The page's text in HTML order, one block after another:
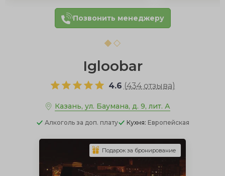
Позвонить менеджеру
Igloobar
4.6 (434 отзыва)
Казань, ул. Баумана, д. 9, лит. А
Алкоголь за доп. плату Кухня: Европейская
Подарок за бронирование